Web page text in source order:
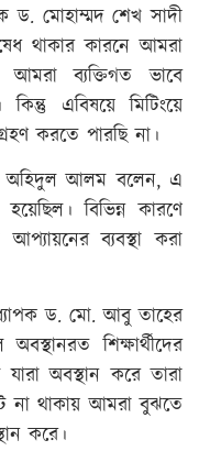
ড. মোহাম্মদ শেখ সাদী
থাকার কারনে আমরা
ব্যক্তিগত ভাবে
কিন্তু এবিষয়ে মিটিংয়ে
করতে পারছি না।
অহিদুল আলম বলেন, এ
বিভিন্ন কারণে
ব্যবস্থা করা
ড. মো. আবু তাহের
শিক্ষার্থীদের
অবস্থান করে তারা
না থাকায় আমরা বুঝতে
করে।